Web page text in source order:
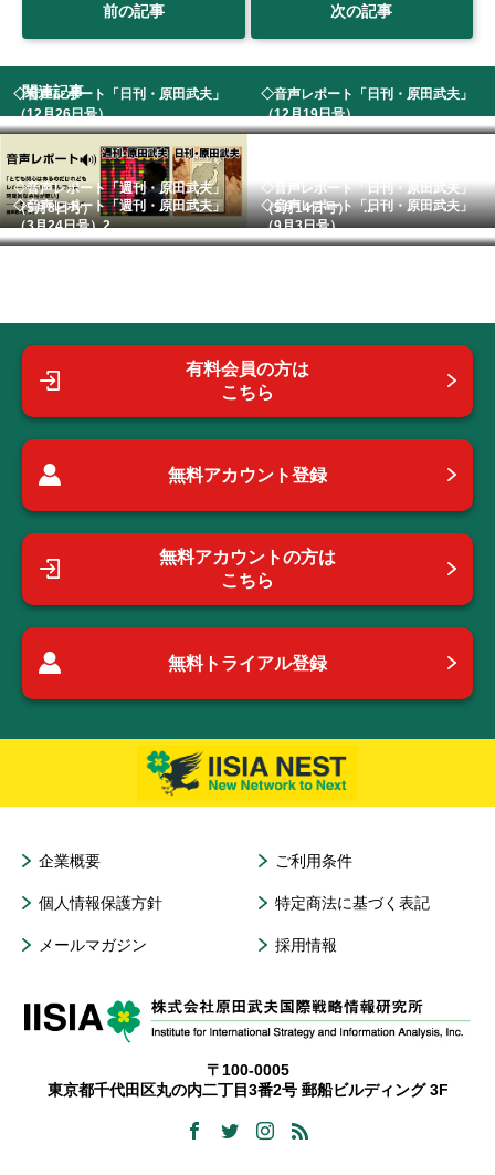
前の記事 次の記事
関連記事
◇音声レポート「日刊・原田武夫」
（12月26日号）
◇音声レポート「日刊・原田武夫」
（12月19日号）
◇音声レポート「週刊・原田武夫」
（5月8日号）
◇音声レポート「日刊・原田武夫」
（5月14日号） ...
◇音声レポート「週刊・原田武夫」
（3月24日号）2...
◇音声レポート「日刊・原田武夫」
（9月3日号）
有料会員の方は
こちら
無料アカウント登録
無料アカウントの方は
こちら
無料トライアル登録
企業概要 ご利用条件
個人情報保護方針 特定商法に基づく表記
メールマガジン 採用情報
〒100-0005
東京都千代田区丸の内二丁目3番2号 郵船ビルディング 3F